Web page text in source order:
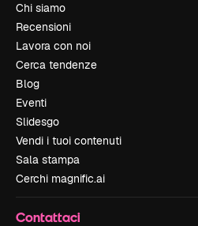
Chi siamo
Recensioni
Lavora con noi
Cerca tendenze
Blog
Eventi
Slidesgo
Vendi i tuoi contenuti
Sala stampa
Cerchi magnific.ai
Contattaci